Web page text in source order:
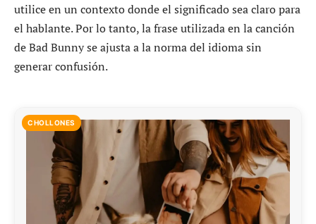
utilice en un contexto donde el significado sea claro para
el hablante. Por lo tanto, la frase utilizada en la canción
de Bad Bunny se ajusta a la norma del idioma sin
generar confusión.
CHOLLONES